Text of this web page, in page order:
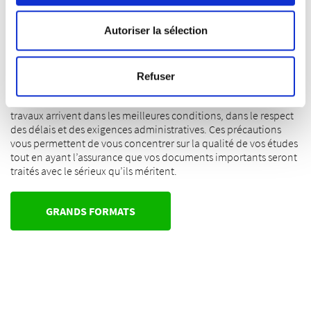
avec d'autres informations que vous leur avez fournies
Autoriser la sélection
Refuser
leur réception par l’établissement ou le destinataire.
démarches de dossiers universitaires
parfois être complexes et soumises à des délais stricts, il est
donc primordial de prévoir un envoi sécurisé pour éviter tout
retard qui pourrait nuire à vos chances. L’utilisation
solutions express est un excellent moyen de s’assurer que vos
travaux arrivent dans les meilleures conditions, dans le respect
des délais et des exigences administratives. Ces précautions
vous permettent de vous concentrer sur la qualité de vos études
tout en ayant l’assurance que vos documents importants seront
traités avec le sérieux qu’ils méritent.
GRANDS FORMATS